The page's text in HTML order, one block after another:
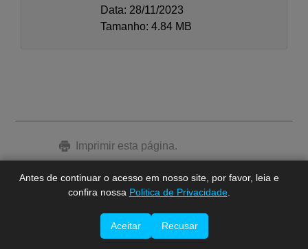
Antes de continuar o acesso em nosso site, por favor, leia e
confira nossa Politica de Privacidade.
Aceitar Recusar
Data: 28/11/2023
Tamanho: 4.84 MB
Imprimir esta página.